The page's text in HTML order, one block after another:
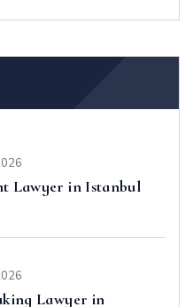
Lawyer in Istanbul
Lawyer in